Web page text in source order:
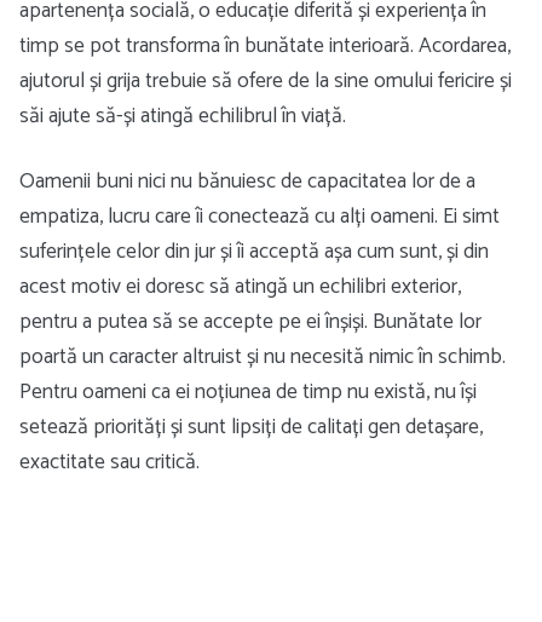
apartenența socială, o educație diferită și experiența în
timp se pot transforma în bunătate interioară. Acordarea,
ajutorul și grija trebuie să ofere de la sine omului fericire și
săi ajute să-și atingă echilibrul în viață.
Oamenii buni nici nu bănuiesc de capacitatea lor de a
empatiza, lucru care îi conectează cu alți oameni. Ei simt
suferințele celor din jur și îi acceptă așa cum sunt, și din
acest motiv ei doresc să atingă un echilibri exterior,
pentru a putea să se accepte pe ei înșiși. Bunătate lor
poartă un caracter altruist și nu necesită nimic în schimb.
Pentru oameni ca ei noțiunea de timp nu există, nu își
setează priorități și sunt lipsiți de calitați gen detașare,
exactitate sau critică.